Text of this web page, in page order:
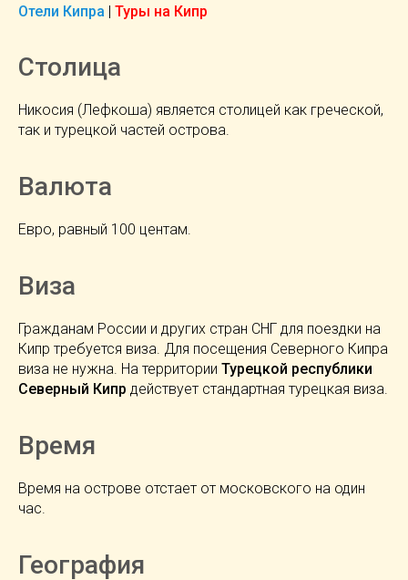
Отели Кипра | Туры на Кипр
Столица
Никосия (Лефкоша) является столицей как греческой,
так и турецкой частей острова.
Валюта
Евро, равный 100 центам.
Виза
Гражданам России и других стран СНГ для поездки на
Кипр требуется виза. Для посещения Северного Кипра
виза не нужна. На территории Турецкой республики
Северный Кипр действует стандартная турецкая виза.
Время
Время на острове отстает от московского на один
час.
География